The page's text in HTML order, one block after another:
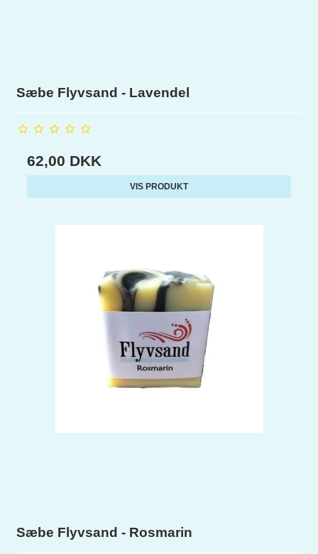
Sæbe Flyvsand - Lavendel
62,00 DKK
VIS PRODUKT
Sæbe Flyvsand - Rosmarin